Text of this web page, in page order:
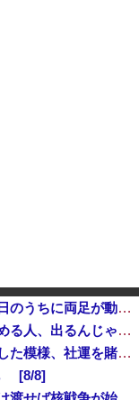
自宅で左手に違和感を覚えた開業医、その日のうちに両足が動かなくなり入院すると……他
米農家「流石にこんな値段じゃ、米作り辞める人、出るんじゃないかなあ？？」
フジテレビが金の卵を産む鶏を自ら絞め殺した模様、社運を賭けたドル箱コンテンツが御蔵入りになってしまい……
[8/8]